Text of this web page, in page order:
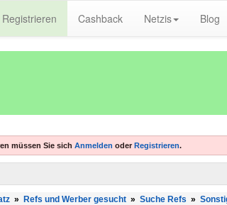
Registrieren Cashback Netzis Blog
müssen Sie sich Anmelden oder Registrieren.
» Refs und Werber gesucht » Suche Refs »